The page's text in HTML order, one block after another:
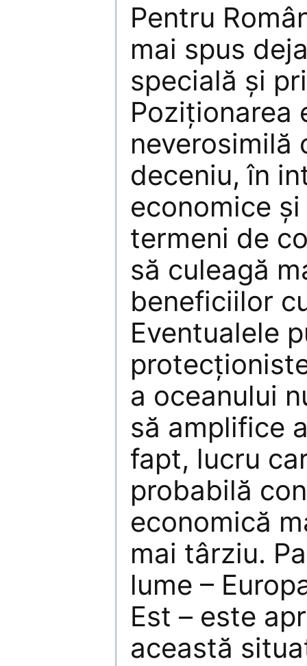
Pentru
mai spus
specială și
Poziționarea
neverosimilă
deceniu, în
economice
termeni de
să culeagă
beneficiilor
Eventualele
a oceanului
să amplifice
fapt, lucru
probabilă
economică
mai târziu.
lume –
Est – este
această